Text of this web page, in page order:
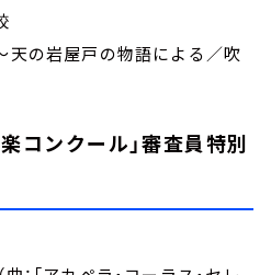
天の岩屋戸の物語による／吹
コンクール」審査員特別